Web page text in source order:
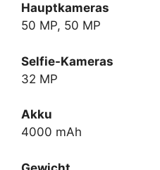
Hauptkameras
50 MP, 50 MP
Selfie-Kameras
32 MP
Akku
4000 mAh